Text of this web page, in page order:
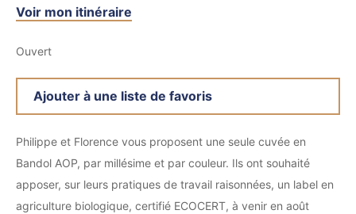
Voir mon itinéraire
Ouvert
Ajouter à une liste de favoris
Philippe et Florence vous proposent une seule cuvée en
Bandol AOP, par millésime et par couleur. Ils ont souhaité
apposer, sur leurs pratiques de travail raisonnées, un label en
agriculture biologique, certifié ECOCERT, à venir en août